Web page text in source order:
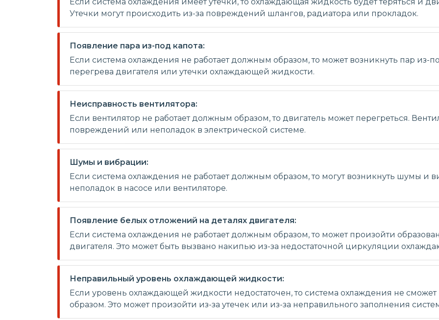
Утечки могут происходить из-за повреждений шлангов, радиатора или прокладок.
Появление пара из-под капота:
Если система охлаждения не работает должным образом, то может возникнуть пар из-
перегрева двигателя или утечки охлаждающей жидкости.
Неисправность вентилятора:
Если вентилятор не работает должным образом, то двигатель может перегреться.
повреждений или неполадок в электрической системе.
Шумы и вибрации:
Если система охлаждения не работает должным образом, то могут возникнуть шумы и
неполадок в насосе или вентиляторе.
Появление белых отложений на деталях двигателя:
Если система охлаждения не работает должным образом, то может произойти
двигателя. Это может быть вызвано накипью из-за недостаточной циркуляции
Неправильный уровень охлаждающей жидкости:
Если уровень охлаждающей жидкости недостаточен, то система охлаждения не
образом. Это может произойти из-за утечек или из-за неправильного заполнения